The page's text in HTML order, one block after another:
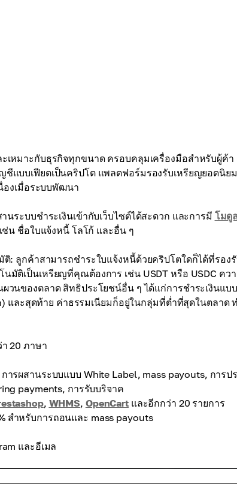
หมาะกับธุรกิจทุกขนาด ครอบคลุมเครื่องมือสำหรับผู้ค้า
ชีแบบเฟียตเป็นคริปโต แพลตฟอร์มรองรับเหรียญยอดนิ
องเมื่อระบบพัฒนา
นระบบชำระเงินเข้ากับเว็บไซต์ได้สะดวก และการมี โมดู
ช่น ชื่อใบแจ้งหนี้ โลโก้ และอื่น ๆ
: ลูกค้าสามารถชำระใบแจ้งหนี้ด้วยคริปโตใดก็ได้ที่รอง
มัติเป็นเหรียญที่คุณต้องการ เช่น USDT หรือ USDC ค
วนของตลาด สิทธิประโยชน์อื่น ๆ ได้แก่การชำระเงินแ
และสุดท้าย ค่าธรรมเนียมก็อยู่ในกลุ่มที่ต่ำที่สุดในตลาด
20 ภาษา
ารผสานระบบแบบ White Label, mass payouts, การป
payments, การรับบริจาค
, WHMS, OpenCartและอีกกว่า 20 รายการ
สำหรับการถอนและ mass payouts
และอีเมล